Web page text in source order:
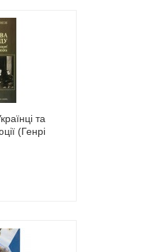
та
(Генрі